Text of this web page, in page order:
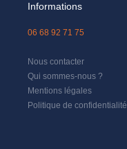
Informations
06 68 92 71 75
Nous contacter
Qui sommes-nous ?
Mentions légales
Politique de confidentialité